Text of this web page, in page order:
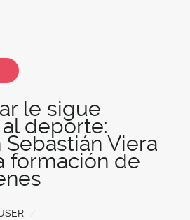
le sigue
deporte:
Sebastián Viera
formación de